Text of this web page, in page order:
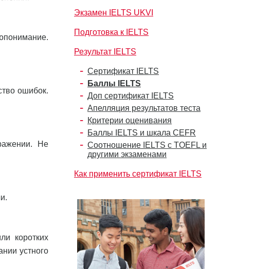
ошибок.
Не
коротких
устного
Экзамен IELTS UKVI
Подготовка к IELTS
Результат IELTS
Сертификат IELTS
Баллы IELTS
Доп сертификат IELTS
Апелляция результатов теста
Критерии оценивания
Баллы IELTS и шкала CEFR
Соотношение IELTS с TOEFL и
другими экзаменами
Как применить сертификат IELTS